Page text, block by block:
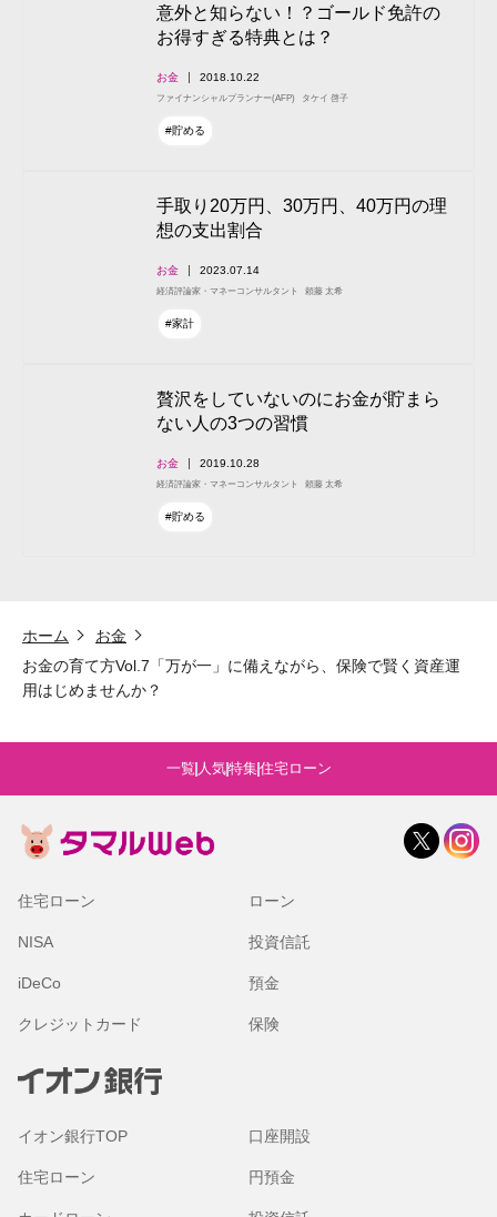
一覧 人気特集住宅ローン
意外と知らない！？ゴールド免許の
お得すぎる特典とは？
お金 2018.10.22
ファイナンシャルプランナー(AFP) タケイ 啓子
#貯める
手取り20万円、30万円、40万円の理
想の支出割合
お金 2023.07.14
経済評論家・マネーコンサルタント 頼藤 太希
#家計
贅沢をしていないのにお金が貯まら
ない人の3つの習慣
お金 2019.10.28
経済評論家・マネーコンサルタント 頼藤 太希
#貯める
ホーム
お金
お金の育て方Vol.7「万が一」に備えながら、保険で賢く資産運
用はじめませんか？
住宅ローン ローン
NISA 投資信託
iDeCo 預金
クレジットカード 保険
イオン銀行TOP 口座開設
住宅ローン 円預金